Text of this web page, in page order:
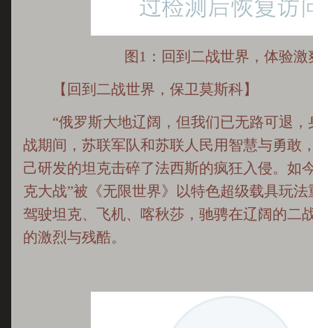
图1：回到二战世界，体验激
【回到二战世界，保卫莫斯科】
“俄罗斯大地辽阔，但我们已无路可退，
战期间，苏联军队和苏联人民用智慧与勇敢
己研发的坦克击碎了法西斯的疯狂入侵。如
克大战”被《无限世界》以特色超级载具玩
驾驶坦克、飞机、喀秋莎，驰骋在辽阔的二
的激烈与残酷。